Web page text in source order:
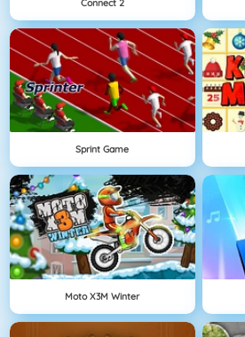
Sprint Game
Moto X3M Winter